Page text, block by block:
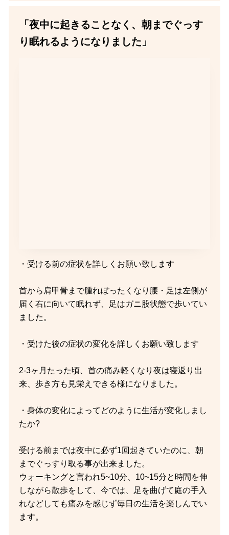
「夜中に起きることなく、朝までぐっす
り眠れるようになりました」
・受ける前の症状を詳しくお願い致します
首から肩甲骨まで腫れぼったくなり腰・足は左側が
届く右に向いて眠れず、足はガニ股状態で歩いてい
ました。
・受けた後の症状の変化を詳しくお願い致します
2-3ヶ月たった頃、首の痛み軽くなり夜は寝返り出
来、歩き方も見栄えできる様になりました。
・身体の変化によってどのように生活が変化しまし
たか?
受ける前までは夜中に必ず1回起きていたのに、朝
までぐっすり取る事が出来ました。
ウォーキングと言われ5~10分、10~15分と時間を伸
しながら散歩をして、今では、足を曲げて庭の手入
れなどしても痛みを感じず毎日の生活を楽しんでい
ます。